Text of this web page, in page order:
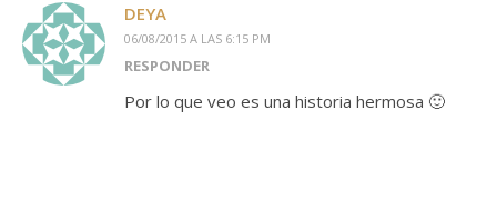
DEYA
06/08/2015 A LAS 6:15 PM
RESPONDER
Por lo que veo es una historia hermosa 🙂